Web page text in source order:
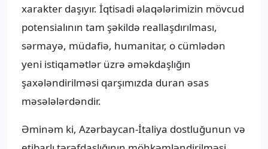
xarakter daşıyır. İqtisadi əlaqələrimizin mövcud
potensialının tam şəkildə reallaşdırılması,
sərmayə, müdafiə, humanitar, o cümlədən
yeni istiqamətlər üzrə əməkdaşlığın
şaxələndirilməsi qarşımızda duran əsas
məsələlərdəndir.
Əminəm ki, Azərbaycan-İtaliya dostluğunun və